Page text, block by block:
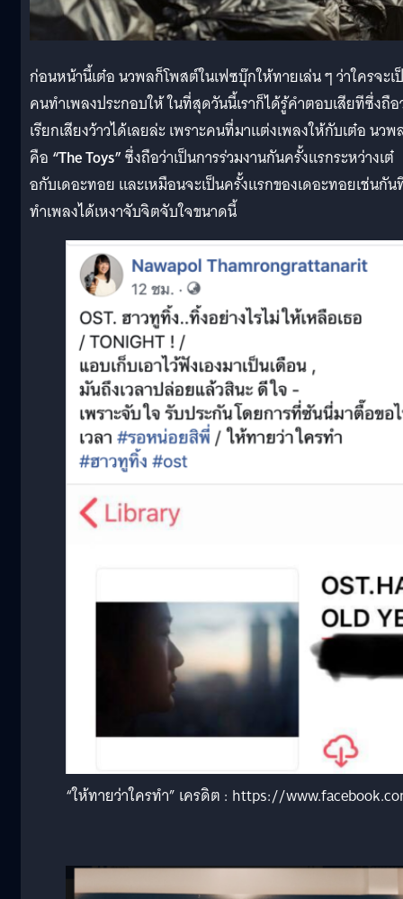
ก่อนหน้านี้เต๋อ นวพลก็โพสต์ในเฟซบุ๊กให้ทายเล่น ๆ ว่าใครจะเ
คนทำเพลงประกอบให้ ในที่สุดวันนี้เราก็ได้รู้คำตอบเสียทีซึ่งถือ
เรียกเสียงว้าวได้เลยล่ะ เพราะคนที่มาแต่งเพลงให้กับเต๋อ นวพ
คือ “The Toys”ซึ่งถือว่าเป็นการร่วมงานกันครั้งแรกระหว่างเต๋
อกับเดอะทอย และเหมือนจะเป็นครั้งแรกของเดอะทอยเช่นกัน
ทำเพลงได้เหงาจับจิตจับใจขนาดนี้
“ให้ทายว่าใครทำ” เครดิต : https://